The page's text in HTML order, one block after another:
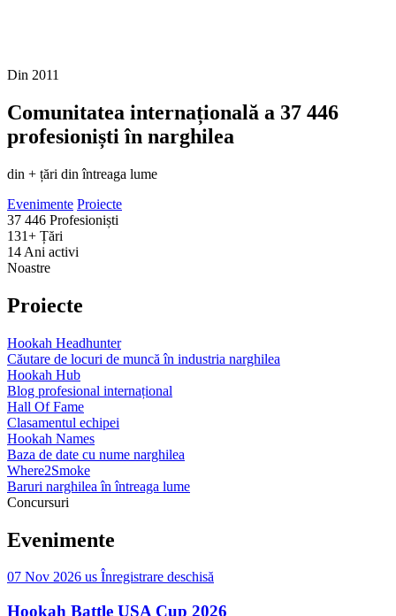
Din 2011
Comunitatea internațională a 37 446
profesioniști în narghilea
din + țări din întreaga lume
Evenimente Proiecte
37 446 Profesioniști
131+ Țări
14 Ani activi
Noastre
Proiecte
Hookah Headhunter
Căutare de locuri de muncă în industria narghilea
Hookah Hub
Blog profesional internațional
Hall Of Fame
Clasamentul echipei
Hookah Names
Baza de date cu nume narghilea
Where2Smoke
Baruri narghilea în întreaga lume
Concursuri
Evenimente
07 Nov 2026 us Înregistrare deschisă
Hookah Battle USA Cup 2026